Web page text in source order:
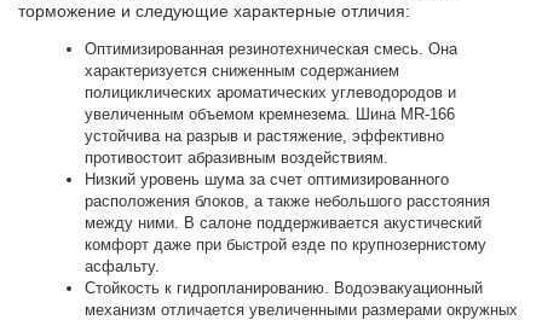
торможение и следующие характерные отличия:
Оптимизированная резинотехническая смесь. Она
характеризуется сниженным содержанием
полициклических ароматических углеводородов и
увеличенным объемом кремнезема. Шина MR-166
устойчива на разрыв и растяжение, эффективно
противостоит абразивным воздействиям.
Низкий уровень шума за счет оптимизированного
расположения блоков, а также небольшого расстояния
между ними. В салоне поддерживается акустический
комфорт даже при быстрой езде по крупнозернистому
асфальту.
Стойкость к гидропланированию. Водоэвакуационный
механизм отличается увеличенными размерами окружных